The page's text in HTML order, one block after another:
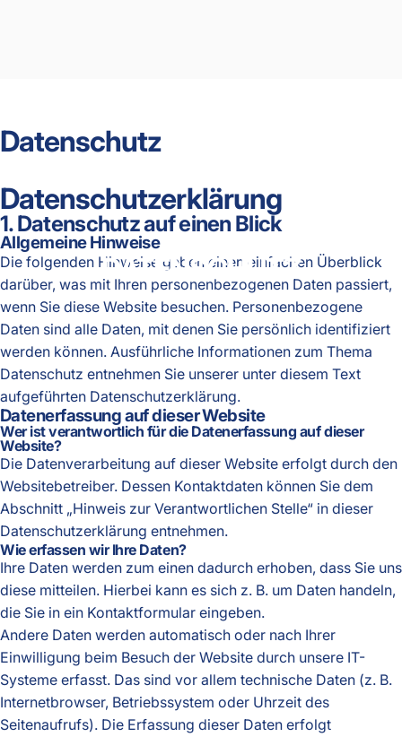
DATENSCHUTZ
Datenschutz
Datenschutz­erklärung
1. Datenschutz auf einen Blick
Allgemeine Hinweise
Die folgenden Hinweise geben einen einfachen Überblick
darüber, was mit Ihren personenbezogenen Daten passiert,
wenn Sie diese Website besuchen. Personenbezogene
Daten sind alle Daten, mit denen Sie persönlich identifiziert
werden können. Ausführliche Informationen zum Thema
Datenschutz entnehmen Sie unserer unter diesem Text
aufgeführten Datenschutzerklärung.
Datenerfassung auf dieser Website
Wer ist verantwortlich für die Datenerfassung auf dieser
Website?
Die Datenverarbeitung auf dieser Website erfolgt durch den
Websitebetreiber. Dessen Kontaktdaten können Sie dem
Abschnitt „Hinweis zur Verantwortlichen Stelle“ in dieser
Datenschutzerklärung entnehmen.
Wie erfassen wir Ihre Daten?
Ihre Daten werden zum einen dadurch erhoben, dass Sie uns
diese mitteilen. Hierbei kann es sich z. B. um Daten handeln,
die Sie in ein Kontaktformular eingeben.
Andere Daten werden automatisch oder nach Ihrer
Einwilligung beim Besuch der Website durch unsere IT-
Systeme erfasst. Das sind vor allem technische Daten (z. B.
Internetbrowser, Betriebssystem oder Uhrzeit des
Seitenaufrufs). Die Erfassung dieser Daten erfolgt